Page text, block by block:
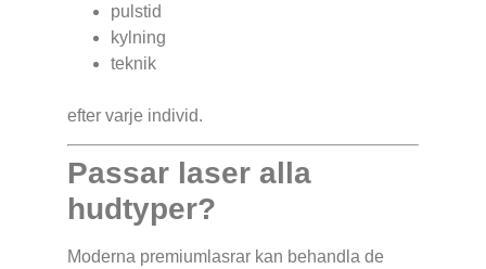
pulstid
kylning
teknik
efter varje individ.
Passar laser alla
hudtyper?
Moderna premiumlasrar kan behandla de